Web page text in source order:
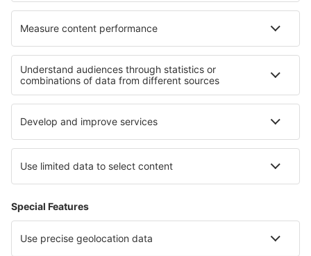
Die besten Unterkünfte - Regionen
Unterkunft in Southport Unterkunft in Nordirland
Unterkunft in England Unterkunft in Pembrokeshire
Unterkunft in Anglesey Unterkunft in Kreis Dolj
Unterkunft in Ios Unterkunft in Delaware Beaches
Unterkunft in Mölltal Unterkunft in Kreis Hunedoara